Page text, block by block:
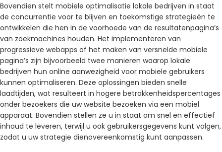
Bovendien stelt mobiele optimalisatie lokale bedrijven in staat
de concurrentie voor te blijven en toekomstige strategieën te
ontwikkelen die hen in de voorhoede van de resultatenpagina’s
van zoekmachines houden. Het implementeren van
progressieve webapps of het maken van versnelde mobiele
pagina’s zijn bijvoorbeeld twee manieren waarop lokale
bedrijven hun online aanwezigheid voor mobiele gebruikers
kunnen optimaliseren. Deze oplossingen bieden snelle
laadtijden, wat resulteert in hogere betrokkenheidspercentages
onder bezoekers die uw website bezoeken via een mobiel
apparaat. Bovendien stellen ze u in staat om snel en effectief
inhoud te leveren, terwijl u ook gebruikersgegevens kunt volgen,
zodat u uw strategie dienovereenkomstig kunt aanpassen.